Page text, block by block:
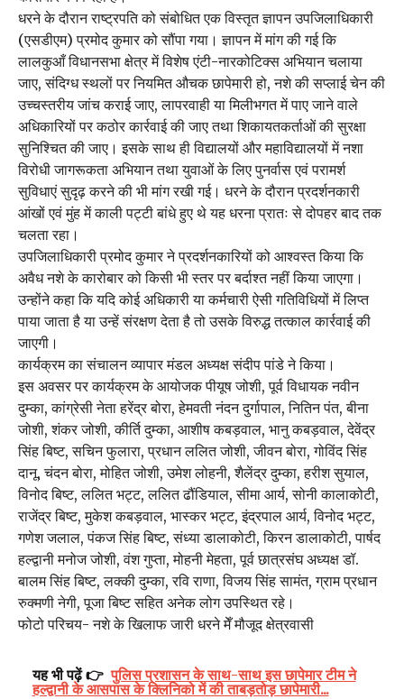
धरने के दौरान राष्ट्रपति को संबोधित एक विस्तृत ज्ञापन उपजिलाधिकारी
(एसडीएम) प्रमोद कुमार को सौंपा गया। ज्ञापन में मांग की गई कि
लालकुआँ विधानसभा क्षेत्र में विशेष एंटी-नारकोटिक्स अभियान चलाया
जाए, संदिग्ध स्थलों पर नियमित औचक छापेमारी हो, नशे की सप्लाई चेन की
उच्चस्तरीय जांच कराई जाए, लापरवाही या मिलीभगत में पाए जाने वाले
अधिकारियों पर कठोर कार्रवाई की जाए तथा शिकायतकर्ताओं की सुरक्षा
सुनिश्चित की जाए। इसके साथ ही विद्यालयों और महाविद्यालयों में नशा
विरोधी जागरूकता अभियान तथा युवाओं के लिए पुनर्वास एवं परामर्श
सुविधाएं सुदृढ़ करने की भी मांग रखी गई। धरने के दौरान प्रदर्शनकारी
आंखों एवं मुंह में काली पट्टी बांधे हुए थे यह धरना प्रातः से दोपहर बाद तक
चलता रहा।
उपजिलाधिकारी प्रमोद कुमार ने प्रदर्शनकारियों को आश्वस्त किया कि
अवैध नशे के कारोबार को किसी भी स्तर पर बर्दाश्त नहीं किया जाएगा।
उन्होंने कहा कि यदि कोई अधिकारी या कर्मचारी ऐसी गतिविधियों में लिप्त
पाया जाता है या उन्हें संरक्षण देता है तो उसके विरुद्ध तत्काल कार्रवाई की
जाएगी।
कार्यक्रम का संचालन व्यापार मंडल अध्यक्ष संदीप पांडे ने किया।
इस अवसर पर कार्यक्रम के आयोजक पीयूष जोशी, पूर्व विधायक नवीन
दुम्का, कांग्रेसी नेता हरेंद्र बोरा, हेमवती नंदन दुर्गापाल, नितिन पंत, बीना
जोशी, शंकर जोशी, कीर्ति दुम्का, आशीष कबड़वाल, भानु कबड़वाल, देवेंद्र
सिंह बिष्ट, सचिन फुलारा, प्रधान ललित जोशी, जीवन बोरा, गोविंद सिंह
दानू, चंदन बोरा, मोहित जोशी, उमेश लोहनी, शैलेंद्र दुम्का, हरीश सुयाल,
विनोद बिष्ट, ललित भट्ट, ललित ढौंडियाल, सीमा आर्य, सोनी कालाकोटी,
राजेंद्र बिष्ट, मुकेश कबड़वाल, भास्कर भट्ट, इंद्रपाल आर्य, विनोद भट्ट,
गणेश जलाल, पंकज सिंह बिष्ट, संध्या डालाकोटी, किरन डालाकोटी, पार्षद
हल्द्वानी मनोज जोशी, वंश गुप्ता, मोहनी मेहता, पूर्व छात्रसंघ अध्यक्ष डॉ.
बालम सिंह बिष्ट, लक्की दुम्का, रवि राणा, विजय सिंह सामंत, ग्राम प्रधान
रुक्मणी नेगी, पूजा बिष्ट सहित अनेक लोग उपस्थित रहे।
फोटो परिचय- नशे के खिलाफ जारी धरने मेँ मौजूद क्षेत्रवासी
यह भी पढ़ें 👉 पुलिस प्रशासन के साथ-साथ इस छापेमार टीम ने
हल्द्वानी के आसपास के क्लिनिको में की ताबड़तोड़ छापेमारी...